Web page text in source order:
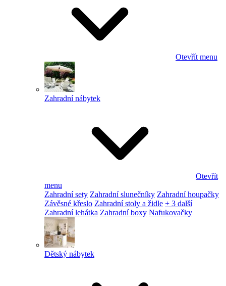
Otevřít menu
Zahradní nábytek
Otevřít
menu
Zahradní sety Zahradní slunečníky Zahradní houpačky
Závěsné křeslo Zahradní stoly a židle + 3 další
Zahradní lehátka Zahradní boxy Nafukovačky
Dětský nábytek